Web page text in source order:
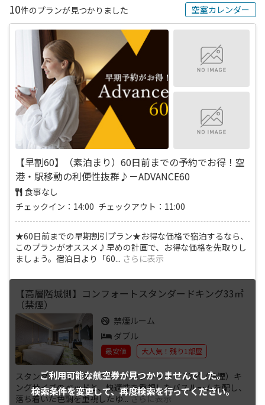
10件のプランが見つかりました 空室カレンダー
【早割60】（素泊まり）60日前までの予約でお得！空
港・駅移動の利便性抜群♪－ADVANCE60
食事なし
チェックイン：14:00 チェックアウト：11:00
★60日前までの早期割引プラン★お得な価格で宿泊するなら、
このプランがオススメ♪早めの計画で、お得な価格を先取りし
ましょう。宿泊日より「60... さらに表示
ご利用可能な航空券が見つかりませんでした。
検索条件を変更して、再度検索を行ってください。
【高層階城側】コンフォートスタンダードキング33㎡
（禁煙）
禁煙ルーム
ダブル
最安値 大人気！残り1部屋
スタンダードキング／クラス・コンフォート 33㎡（禁煙）キ
ングサイズのベッドと、快適性を重視したバスルームを配し、
落ち着いた色調を重視したゆ... さらに表示